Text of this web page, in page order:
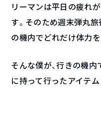
リーマンは平日の疲れ
す。そのため週末弾丸
の機内でどれだけ体力を
そんな僕が、行きの機
に持って行ったアイテム